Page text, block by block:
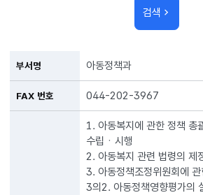
검색
부서명 아동정책과
FAX 번호 044-202-3967
1. 아동복지에 관한 정책 총
수립ㆍ시행
2. 아동복지 관련 법령의 제
3. 아동정책조정위원회에
3의2. 아동정책영향평가의